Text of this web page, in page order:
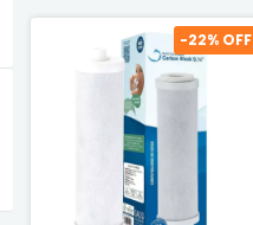
-22% OFF